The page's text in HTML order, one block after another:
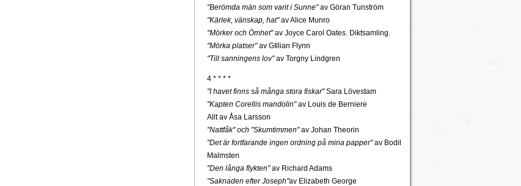
"Berömda män som varit i Sunne"av Göran Tunström
"Kärlek, vänskap, hat"av Alice Munro
"Mörker och Ömhet"av Joyce Carol Oates. Diktsamling.
"Mörka platser"av GIllian Flynn
"Till sanningens lov"av Torgny Lindgren
4 * * * *
"I havet finns så många stora fiskar"Sara Lövestam
"Kapten Corellis mandolin"av Louis de Berniere
Allt av Åsa Larsson
"Nattfåk" och "Skumtimmen"av Johan Theorin
"Det är fortfarande ingen ordning på mina papper"av Bodil
Malmsten
"Den långa flykten"av Richard Adams
"Saknaden efter Joseph"av Elizabeth George